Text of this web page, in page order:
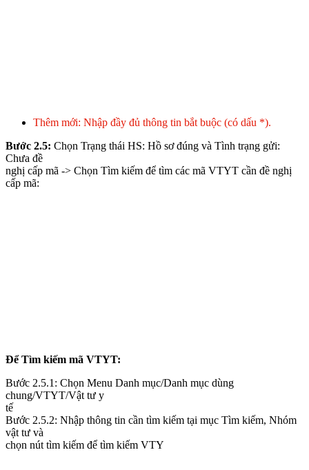
Thêm mới: Nhập đầy đủ thông tin bắt buộc (có dấu *).
Bước 2.5: Chọn Trạng thái HS: Hồ sơ đúng và Tình trạng gửi:
Chưa đề
nghị cấp mã -> Chọn Tìm kiếm để tìm các mã VTYT cần đề nghị
cấp mã:
Để Tìm kiếm mã VTYT:
Bước 2.5.1: Chọn Menu Danh mục/Danh mục dùng
chung/VTYT/Vật tư y
tế
Bước 2.5.2: Nhập thông tin cần tìm kiếm tại mục Tìm kiếm, Nhóm
vật tư và
chọn nút tìm kiếm để tìm kiếm VTY